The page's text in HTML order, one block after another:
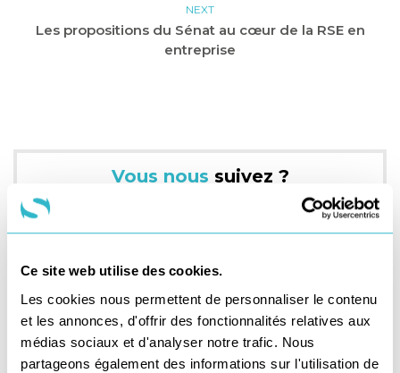
Ce site web utilise des cookies.
Les cookies nous permettent de personnaliser le contenu
et les annonces, d'offrir des fonctionnalités relatives aux
médias sociaux et d'analyser notre trafic. Nous
partageons également des informations sur l'utilisation de
NEXT
Les propositions du Sénat au cœur de la RSE en
entreprise
Vous nous suivez ?